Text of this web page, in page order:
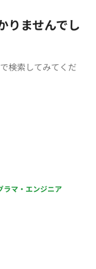
りませんでし
検索してみてくだ
ラマ・エンジニア